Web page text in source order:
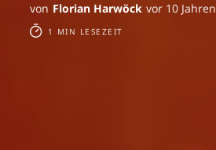
von Florian Harwöck vor 10 Jahren
1 MIN LESEZEIT